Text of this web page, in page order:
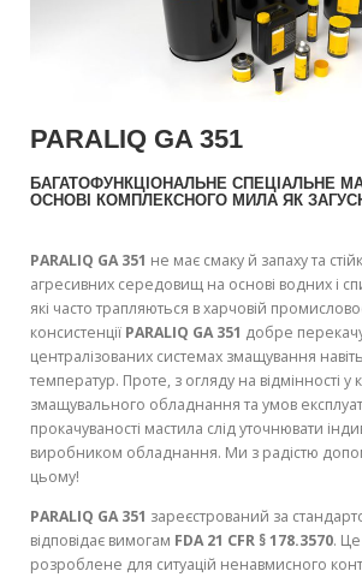
PARALIQ GA 351
БАГАТОФУНКЦІОНАЛЬНЕ СПЕЦІАЛЬНЕ
ОСНОВІ КОМПЛЕКСНОГО МИЛА ЯК
PARALIQ GA 351 не має смаку й запаху та
агресивних середовищ на основі водних і
які часто трапляються в харчовій
консистенції PARALIQ GA 351 добре
централізованих системах змащування
температур. Проте, з огляду на відмінності у
змащувального обладнання та умов
прокачуваності мастила слід уточнювати
виробником обладнання. Ми з радістю
цьому!
PARALIQ GA 351 зареєстрований за
відповідає вимогам FDA 21 CFR § 178.3570.
розроблене для ситуацій ненавмисного